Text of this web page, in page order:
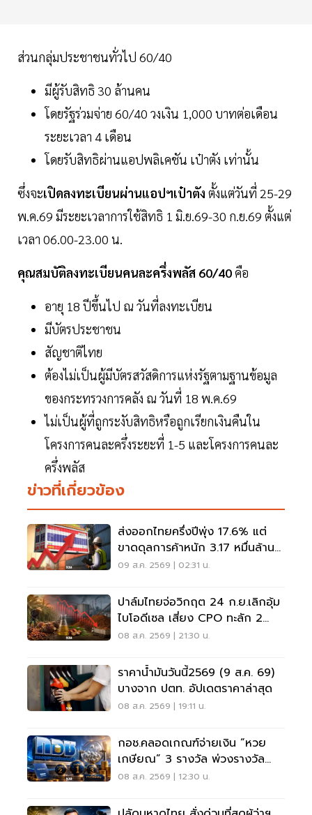
ส่วนกลุ่มประชาชนทั่วไป 60/40
มีผู้รับสิทธิ 30 ล้านคน
โดยรัฐร่วมจ่าย 60/40 วงเงิน 1,000 บาทต่อเดือน
ระยะเวลา 4 เดือน
โดยรับสิทธิผ่านแอปพลิเคชัน เป๋าตัง เท่านั้น
ซึ่งจะเปิดลงทะเบียนผ่านแอปฯเป๋าตัง ตั้งแต่วันที่ 25-29
พ.ค.69 มีระยะเวลาการใช้สิทธิ 1 มิ.ย.69-30 ก.ย.69 ตั้งแต่
เวลา 06.00-23.00 น.
คุณสมบัติลงทะเบียนคนละครึ่งพลัส 60/40คือ
อายุ 18 ปีขึ้นไป ณ วันที่ลงทะเบียน
มีบัตรประชาชน
สัญชาติไทย
ต้องไม่เป็นผู้มีบัตรสวัสดิการแห่งรัฐตามฐานข้อมูล
ของกระทรวงการคลัง ณ วันที่ 18 พ.ค.69
ไม่เป็นผู้ที่ถูกระงับสิทธิหรือถูกเรียกเงินคืนใน
โครงการคนละครึ่งระยะที่ 1-5 และโครงการคนละ
ครึ่งพลัส
ข่าวที่เกี่ยวข้อง
ส่งออกไทยครึ่งปีพุ่ง 17.6% แต่
ขาดดุลการค้าหนัก 3.17 หมื่นล้าน
ดอลลาร์
09 ส.ค. 2569 | 02:31 น.
ปาล์มไทยจ่อวิกฤต 24 ก.ย.เลิกอุ้ม
ไบโอดีเซล เสี่ยง CPO ทะลัก 2
ล้านตัน
08 ส.ค. 2569 | 21:30 น.
ราคาน้ำมันวันนี้2569 (9 ส.ค. 69)
บางจาก ปตท. อัปเดตราคาล่าสุด
08 ส.ค. 2569 | 19:11 น.
กอช.คลอดเกณฑ์จ่ายเงิน “หวย
เกษียณ” 3 รางวัล พ่วงรางวัล
พิเศษ
08 ส.ค. 2569 | 12:30 น.